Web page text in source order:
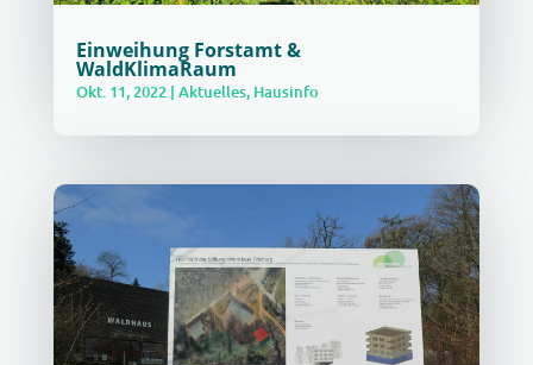
Einweihung Forstamt &
WaldKlimaRaum
Okt. 11, 2022| Aktuelles, Hausinfo